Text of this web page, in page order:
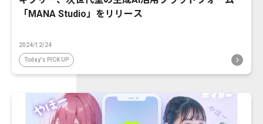
「MANA Studio」をリリース
2024/12/24
Today's PICK UP